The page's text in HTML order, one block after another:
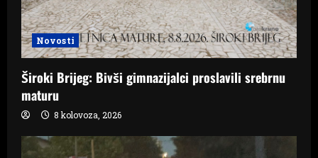
Novosti
Široki Brijeg: Bivši gimnazijalci proslavili srebrnu
maturu
8 kolovoza, 2026